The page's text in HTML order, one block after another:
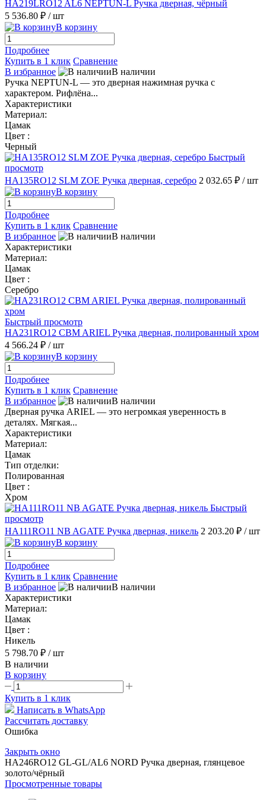
HA219LRO12 AL6 NEPTUN-L Ручка дверная, чёрный
5 536.80 ₽ / шт
В корзину
Подробнее
Купить в 1 клик Сравнение
В избранное
В наличии
Ручка NEPTUN-L — это дверная нажимная ручка с
характером. Рифлёна...
Характеристики
Материал:
Цамак
Цвет :
Черный
Быстрый
просмотр
HA135RO12 SLM ZOE Ручка дверная, серебро 2 032.65 ₽ / шт
В корзину
Подробнее
Купить в 1 клик Сравнение
В избранное
В наличии
Характеристики
Материал:
Цамак
Цвет :
Серебро
Быстрый просмотр
HA231RO12 CBM ARIEL Ручка дверная, полированный хром
4 566.24 ₽ / шт
В корзину
Подробнее
Купить в 1 клик Сравнение
В избранное
В наличии
Дверная ручка ARIEL — это негромкая уверенность в
деталях. Мягкая...
Характеристики
Материал:
Цамак
Тип отделки:
Полированная
Цвет :
Хром
Быстрый
просмотр
HA111RO11 NB AGATE Ручка дверная, никель 2 203.20 ₽ / шт
В корзину
Подробнее
Купить в 1 клик Сравнение
В избранное
В наличии
Характеристики
Материал:
Цамак
Цвет :
Никель
5 798.70 ₽ / шт
В наличии
В корзину
Купить в 1 клик
Написать в WhatsApp
Рассчитать доставку
Ошибка
Закрыть окно
HA246RO12 GL-GL/AL6 NORD Ручка дверная, глянцевое
золото/чёрный
Просмотренные товары